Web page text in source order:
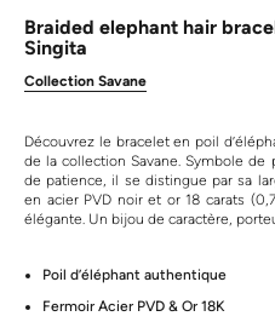
Braided elephant hair
Singita
Collection Savane
Découvrez le bracelet en poil
de la collection Savane. Symbole de
de patience, il se distingue par sa
en acier PVD noir et or 18 carats
élégante. Un bijou de caractère,
Poil d’éléphant authentique
Fermoir Acier PVD & Or 18K